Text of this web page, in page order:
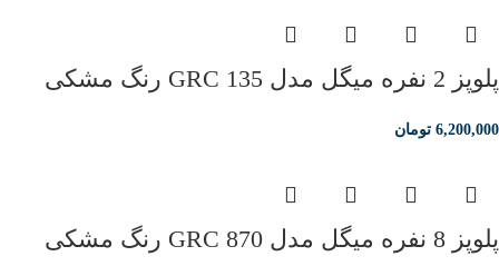
پلوپز 2 نفره میگل مدل GRC 135 رنگ مشکی
6,200,000 تومان
پلوپز 8 نفره میگل مدل GRC 870 رنگ مشکی